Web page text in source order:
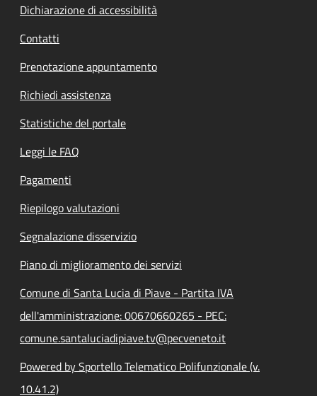
Dichiarazione di accessibilità
Contatti
Prenotazione appuntamento
Richiedi assistenza
Statistiche del portale
Leggi le FAQ
Pagamenti
Riepilogo valutazioni
Segnalazione disservizio
Piano di miglioramento dei servizi
Comune di Santa Lucia di Piave - Partita IVA
dell'amministrazione: 00670660265 - PEC:
comune.santaluciadipiave.tv@pecveneto.it
Powered by Sportello Telematico Polifunzionale (v.
10.41.2)